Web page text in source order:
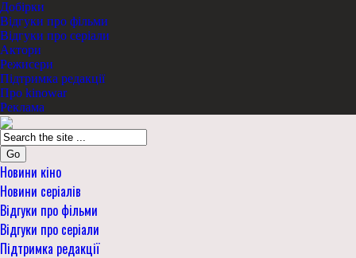
Добірки
Відгуки про фільми
Відгуки про серіали
Актори
Режисери
Підтримка редакції
Про kinowar
Реклама
Go
Новини кіно
Новини серіалів
Відгуки про фільми
Відгуки про серіали
Підтримка редакції